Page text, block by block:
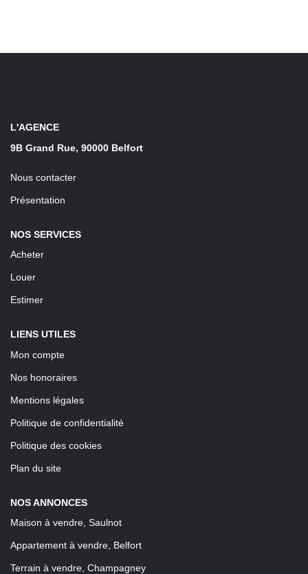
L'AGENCE
9B Grand Rue, 90000 Belfort
Nous contacter
Présentation
NOS SERVICES
Acheter
Louer
Estimer
LIENS UTILES
Mon compte
Nos honoraires
Mentions légales
Politique de confidentialité
Politique des cookies
Plan du site
NOS ANNONCES
Maison à vendre, Saulnot
Appartement à vendre, Belfort
Terrain à vendre, Champagney